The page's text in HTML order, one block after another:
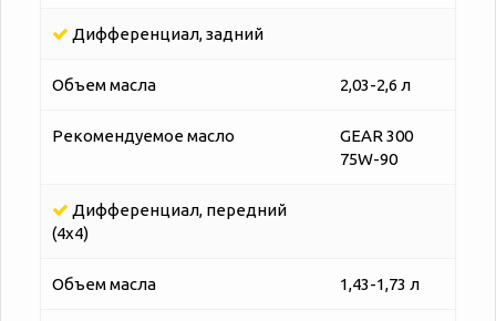
Дифференциал, задний
Объем масла 2,03-2,6 л
Рекомендуемое масло
GEAR 300
75W-90
Дифференциал, передний
(4x4)
Объем масла 1,43-1,73 л